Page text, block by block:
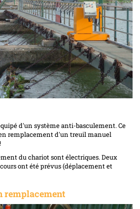
d'un système anti-basculement. Ce
remplacement d'un treuil manuel
du chariot sont électriques. Deux
ont été prévus (déplacement et
remplacement